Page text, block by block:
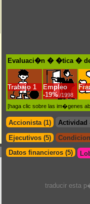
Evaluaci�n � �tica � de
Trabajo 1
Empleo
-19% /1998
[haga clic sobre las im�genes
Accionista (1)
Actividad
Ejecutivos (5)
Datos financieros (5)
traducir esta